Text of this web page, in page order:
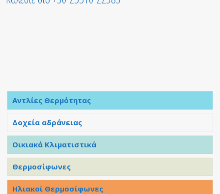
Αντλίες Θερμότητας
Δοχεία αδράνειας
Οικιακά Κλιματιστικά
Θερμοσίφωνες
Ηλιακοί Θερμοσίφωνες